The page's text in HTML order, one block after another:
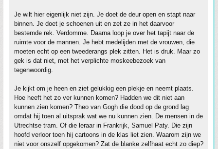
Je wilt hier eigenlijk niet zijn. Je doet de deur open en stapt naar
binnen. Je doet je schoenen uit en zet ze in het daarvoor
bestemde rek. Verdomme. Daarna loop je over het tapijt naar de
ruimte voor de mannen. Je hebt medelijden met de vrouwen, die
moeten echt op een tweederangs plek zitten. Het is druk. Maar zo
gek is dat niet, met het verplichte moskeebezoek van
tegenwoordig.
Je kijkt om je heen en ziet gelukkig een plekje en neemt plaats.
Hoe heeft het zo ver kunnen komen? Hadden we dit niet aan
kunnen zien komen? Theo van Gogh die dood op de grond lag
omdat hij toen al uitsprak wat we nu kunnen zien. De mensen in de
Utrechtse tram. Of die leraar in Frankrijk, Samuel Paty. Die zijn
hoofd verloor toen hij cartoons in de klas liet zien. Waarom zijn we
niet voor onszelf opgekomen? Zat de blanke zelfhaat echt zo diep?